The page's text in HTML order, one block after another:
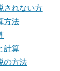
されない方
方法
計算
の方法